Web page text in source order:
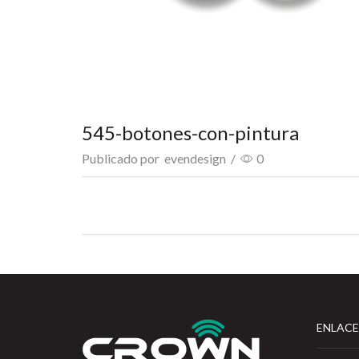
545-botones-con-pintura
Publicado por evendesign / 0